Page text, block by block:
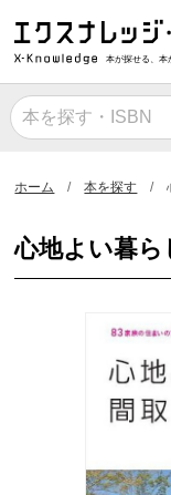
本が探せる、本
ホーム 本を探す
心地よい暮